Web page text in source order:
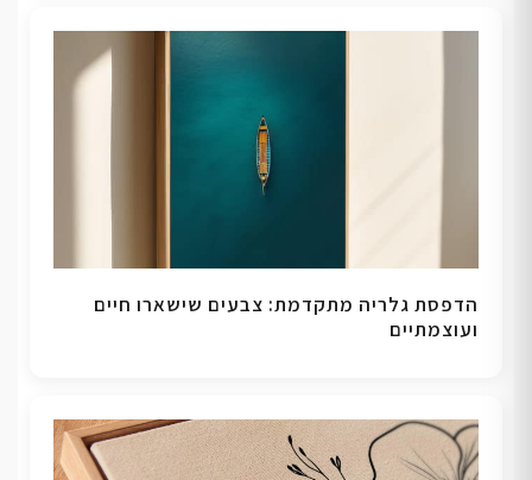
הדפסת גלריה מתקדמת: צבעים שישארו חיים
ועוצמתיים